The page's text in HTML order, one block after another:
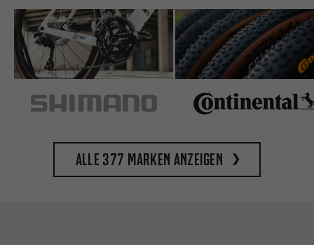
Alle 377 Marken anzeigen